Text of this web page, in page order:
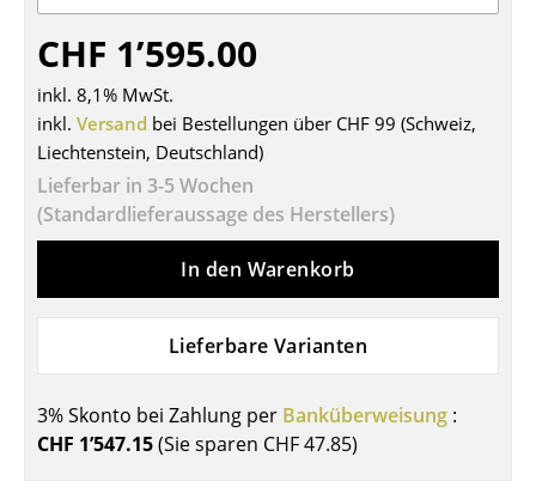
Esstische
Beistelltische
Couchtische
Schreibtische
Sekretäre & PC-Tische
Konferenztische
Stehtische & Stehpulte
Kindertische
Gartentische
CHF 1’595.00
inkl. 8,1% MwSt.
inkl. Versand bei Bestellungen über CHF 99 (Schweiz,
Liechtenstein, Deutschland)
Lieferbar in 3-5 Wochen
(Standardlieferaussage des Herstellers)
In den Warenkorb
Lieferbare Varianten
3% Skonto bei Zahlung per Banküberweisung :
CHF 1’547.15(Sie sparen CHF 47.85)